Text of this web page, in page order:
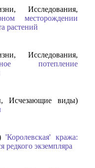
Исследования,
месторождении
растений
Исследования,
потепление
Исчезающие виды)
'Королевская' кража:
редкого экземпляра